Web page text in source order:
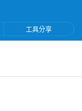
工具分享